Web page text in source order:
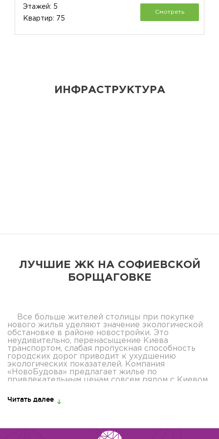
ЛУЧШИЕ ЖК НА СОФИЕВСКОЙ
БОРЩАГОВКЕ
Все больше жителей столицы при покупке
нового жилья уделяют значение экологической
обстановке в районе новостройки. Это
неудивительно, перенасыщение Киева
транспортом, слабая пропускная способность
городских дорог приводит к ухудшению
экологических показателей. Компания
«НовоБудова» предлагает жилье по
привлекательным ценам совсем рядом с Киевом,
цены жк, Софиевская Борщаговка предлагает
значительно ниже, чем на недвижимость
ПРИГОРОДА
Читать далее
Этажей: 5
Квартир: 75
Смотреть
ИНФРАСТРУКТУРА